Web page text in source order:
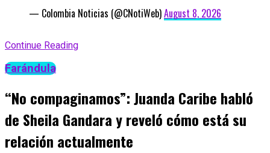
— Colombia Noticias (@CNotiWeb)August 8, 2026
Continue Reading
Farándula
“No compaginamos”: Juanda Caribe habló
de Sheila Gandara y reveló cómo está su
relación actualmente